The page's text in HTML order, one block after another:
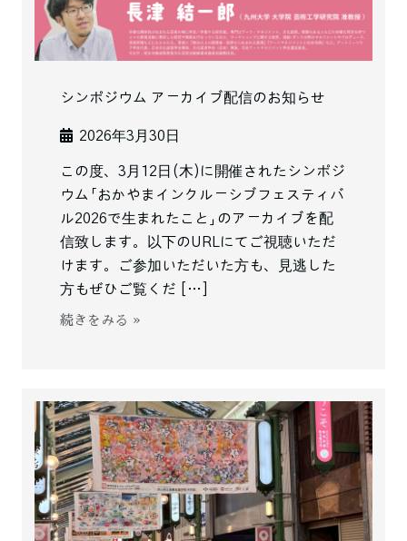
シンポジウム アーカイブ配信のお知らせ
2026年3月30日
この度、3月12日(木)に開催されたシンポジ
ウム「おかやまインクルーシブフェスティバ
ル2026で生まれたこと」のアーカイブを配
信致します。以下のURLにてご視聴いただ
けます。ご参加いただいた方も、見逃した
方もぜひご覧くだ […]
続きをみる »